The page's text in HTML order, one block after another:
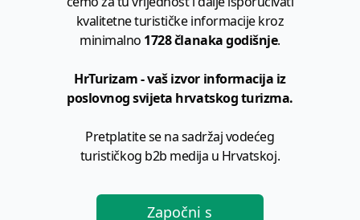
kvalitetne turističke informacije kroz
minimalno 1728 članaka godišnje.
HrTurizam - vaš izvor informacija iz
poslovnog svijeta hrvatskog turizma.
Pretplatite se na sadržaj vodećeg
turističkog b2b medija u Hrvatskoj.
Započni s